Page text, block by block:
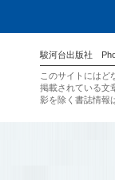
駿河台出版社
このサイトにはど
掲載されている文
影を除く書誌情報